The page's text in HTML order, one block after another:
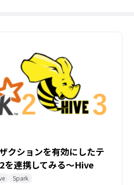
クションを有効にしたテ
を連携してみる～Hive
検証
Spark